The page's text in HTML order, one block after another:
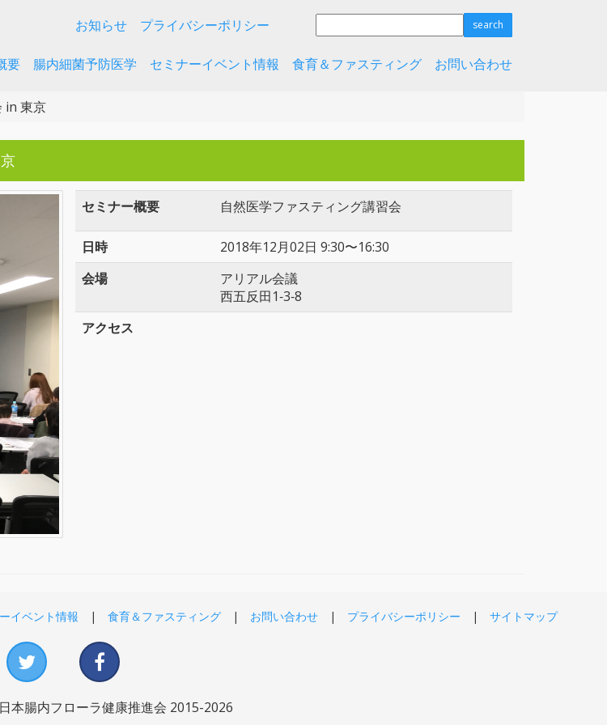
お知らせ プライバシーポリシー
要 腸内細菌予防医学 セミナーイベント情報 食育＆ファスティング お問い合わせ
in 東京
セミナー概要 自然医学ファスティング講習会
日時
2018年12月02日 9:30〜16:30
会場
アリアル会議
西五反田1‐3‐8
アクセス
イベント情報 食育＆ファスティング お問い合わせ プライバシーポリシー サイトマップ
腸内フローラ健康推進会 2015-2026